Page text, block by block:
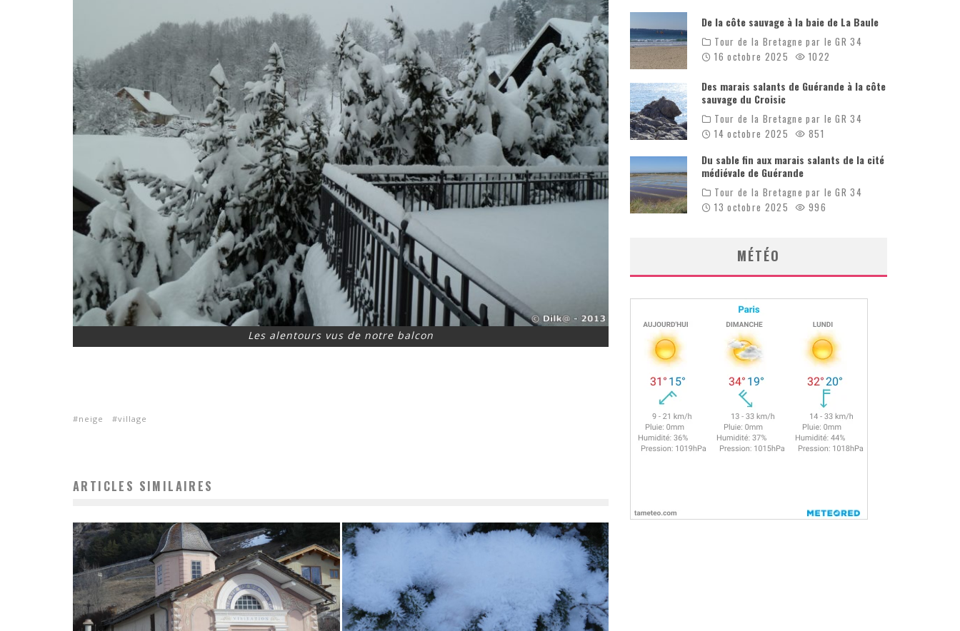
Les alentours vus de notre balcon
neige village
ARTICLES SIMILAIRES
De la côte sauvage à la baie de La Baule
Tour de la Bretagne par le GR 34
16 octobre 2025
1022
Des marais salants de Guérande à la côte
sauvage du Croisic
Tour de la Bretagne par le GR 34
14 octobre 2025
851
Du sable fin aux marais salants de la cité
médiévale de Guérande
Tour de la Bretagne par le GR 34
13 octobre 2025
996
MÉTÉO